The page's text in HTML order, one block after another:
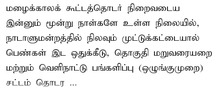
மழைக்காலக் கூட்டத்தொடர் நிறைவடைய
இன்னும் மூன்று நாள்களே உள்ள நிலையில்,
நாடாளுமன்றத்தில் நிலவும் முட்டுக்கட்டையால்
பெண்கள் இட ஒதுக்கீடு, தொகுதி மறுவரையறை
மற்றும் வெளிநாட்டு பங்களிப்பு (ஒழுங்குமுறை)
சட்டம் தொடர ...